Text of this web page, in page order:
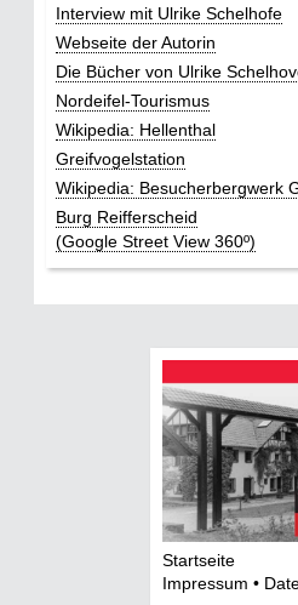
Interview mit Ulrike Schelhofe
Webseite der Autorin
Die Bücher von Ulrike
Nordeifel-Tourismus
Wikipedia: Hellenthal
Greifvogelstation
Wikipedia: Besucherbergwerk
Burg Reifferscheid
(Google Street View 360º)
Startseite
Impressum •